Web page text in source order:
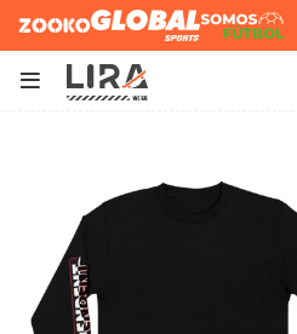
Zooko Global Sports
Somos
Futbol
